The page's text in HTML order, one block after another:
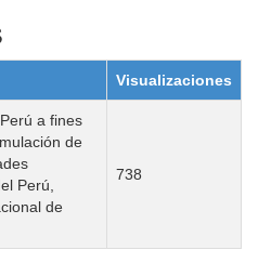
Visualizaciones
a fines
de
Perú,
de
738